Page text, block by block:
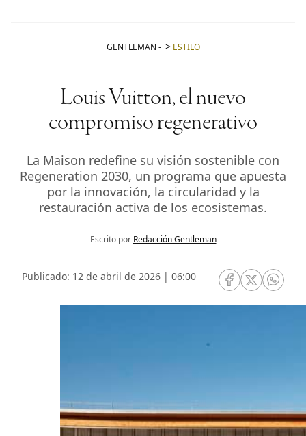
GENTLEMAN - ESTILO
Louis Vuitton, el nuevo
compromiso regenerativo
La Maison redefine su visión sostenible con
Regeneration 2030, un programa que apuesta
por la innovación, la circularidad y la
restauración activa de los ecosistemas.
Escrito por Redacción Gentleman
Publicado: 12 de abril de 2026 | 06:00
RRSS Facebook
RRSSRRSS